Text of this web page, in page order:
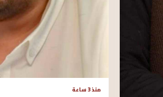
منذ 3 ساعة